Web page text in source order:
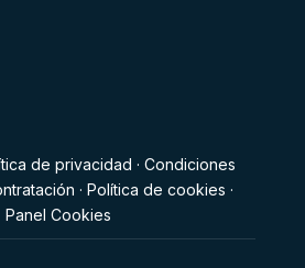
de privacidad ·Condiciones
·Política de cookies ·
Panel Cookies